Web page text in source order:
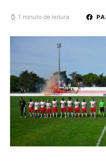
1 minuto de leitura